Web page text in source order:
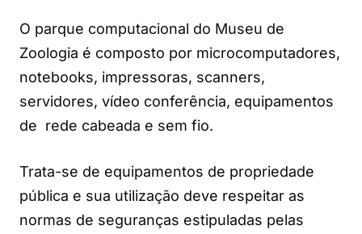
O parque computacional do Museu de
Zoologia é composto por microcomputadores,
notebooks, impressoras, scanners,
servidores, vídeo conferência, equipamentos
de rede cabeada e sem fio.
Trata-se de equipamentos de propriedade
pública e sua utilização deve respeitar as
normas de seguranças estipuladas pelas